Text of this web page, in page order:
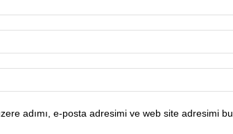
adımı, e-posta adresimi ve web site adresimi bu